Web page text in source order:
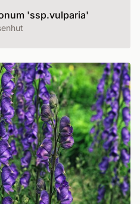
'ssp.vulparia'